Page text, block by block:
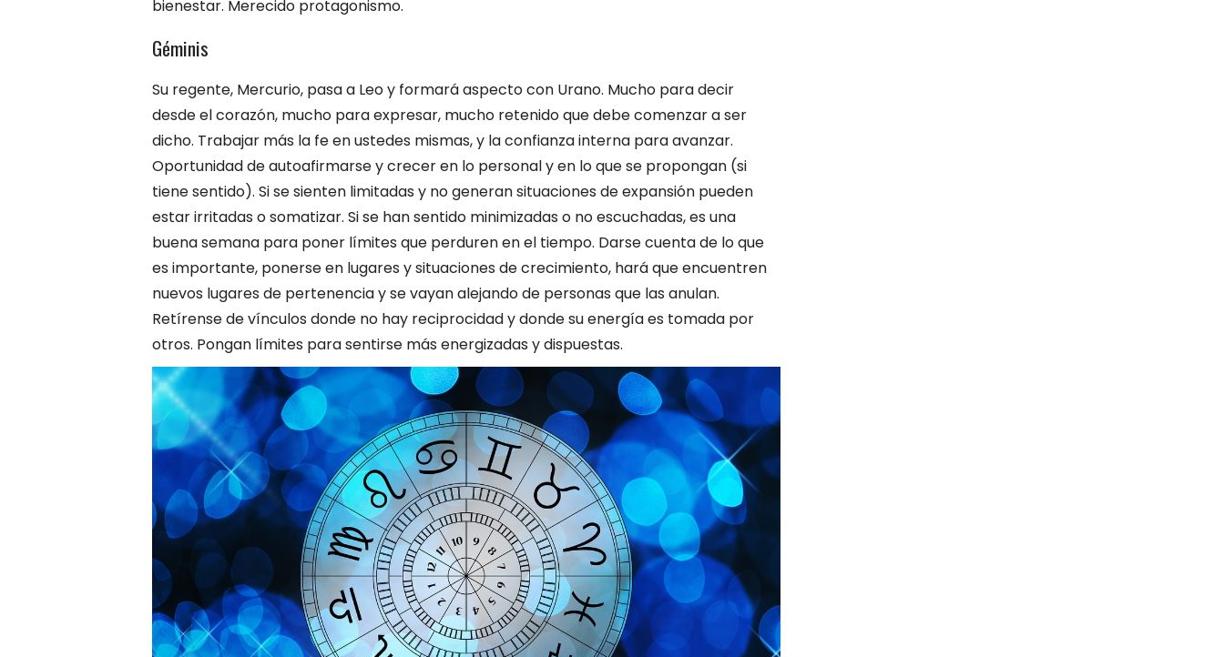
bienestar. Merecido protagonismo.
Géminis
Su regente, Mercurio, pasa a Leo y formará aspecto con Urano. Mucho para decir
desde el corazón, mucho para expresar, mucho retenido que debe comenzar a ser
dicho. Trabajar más la fe en ustedes mismas, y la confianza interna para avanzar.
Oportunidad de autoafirmarse y crecer en lo personal y en lo que se propongan (si
tiene sentido). Si se sienten limitadas y no generan situaciones de expansión pueden
estar irritadas o somatizar. Si se han sentido minimizadas o no escuchadas, es una
buena semana para poner límites que perduren en el tiempo. Darse cuenta de lo que
es importante, ponerse en lugares y situaciones de crecimiento, hará que encuentren
nuevos lugares de pertenencia y se vayan alejando de personas que las anulan.
Retírense de vínculos donde no hay reciprocidad y donde su energía es tomada por
otros. Pongan límites para sentirse más energizadas y dispuestas.